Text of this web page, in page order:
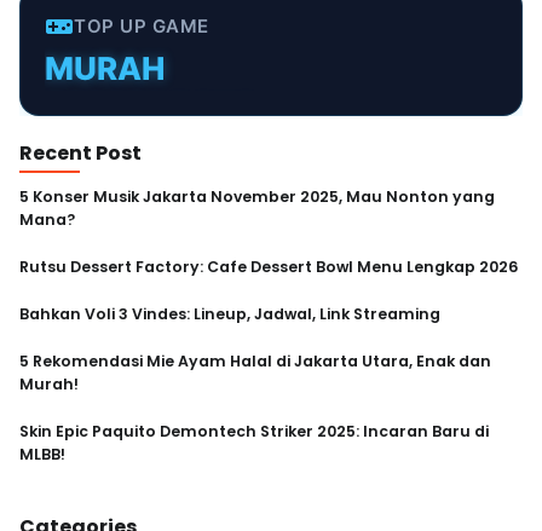
TOP UP GAME
MURAH
TERPERCAYA
INSTANT
CEPAT
Recent Post
5 Konser Musik Jakarta November 2025, Mau Nonton yang
Mana?
Rutsu Dessert Factory: Cafe Dessert Bowl Menu Lengkap 2026
Bahkan Voli 3 Vindes: Lineup, Jadwal, Link Streaming
5 Rekomendasi Mie Ayam Halal di Jakarta Utara, Enak dan
Murah!
Skin Epic Paquito Demontech Striker 2025: Incaran Baru di
MLBB!